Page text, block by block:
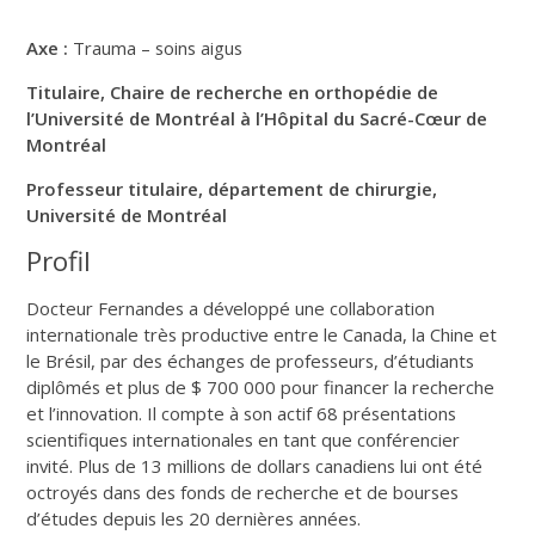
Axe : Trauma – soins aigus
Titulaire, Chaire de recherche en orthopédie de
l’Université de Montréal à l’Hôpital du Sacré-Cœur de
Montréal
Professeur titulaire, département de chirurgie,
Université de Montréal
Profil
Docteur Fernandes a développé une collaboration
internationale très productive entre le Canada, la Chine et
le Brésil, par des échanges de professeurs, d’étudiants
diplômés et plus de $ 700 000 pour financer la recherche
et l’innovation. Il compte à son actif 68 présentations
scientifiques internationales en tant que conférencier
invité. Plus de 13 millions de dollars canadiens lui ont été
octroyés dans des fonds de recherche et de bourses
d’études depuis les 20 dernières années.